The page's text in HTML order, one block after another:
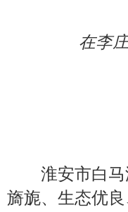
在李
淮安市白马
旖旎、生态优